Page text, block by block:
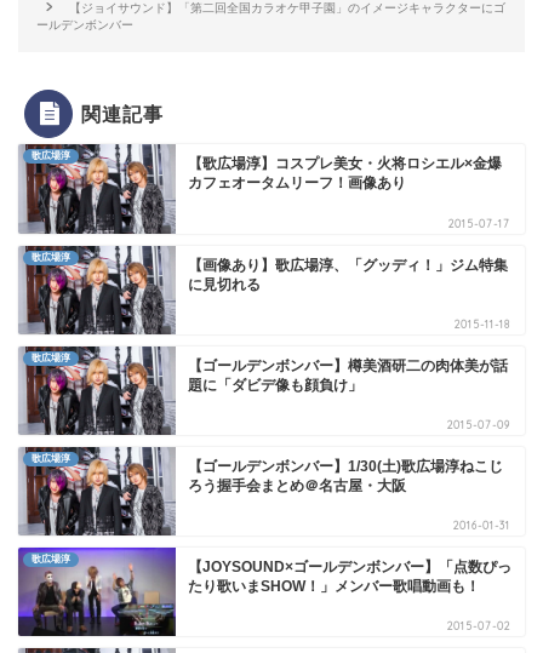
【ジョイサウンド】「第二回全国カラオケ甲子園」のイメージキャラクターにゴ
ールデンボンバー
関連記事
歌広場淳
【歌広場淳】コスプレ美女・火将ロシエル×金爆
カフェオータムリーフ！画像あり
2015-07-17
歌広場淳
【画像あり】歌広場淳、「グッディ！」ジム特集
に見切れる
2015-11-18
歌広場淳
【ゴールデンボンバー】樽美酒研二の肉体美が話
題に「ダビデ像も顔負け」
2015-07-09
歌広場淳
【ゴールデンボンバー】1/30(土)歌広場淳ねこじ
ろう握手会まとめ＠名古屋・大阪
2016-01-31
歌広場淳
【JOYSOUND×ゴールデンボンバー】「点数ぴっ
たり歌いまSHOW！」メンバー歌唱動画も！
2015-07-02